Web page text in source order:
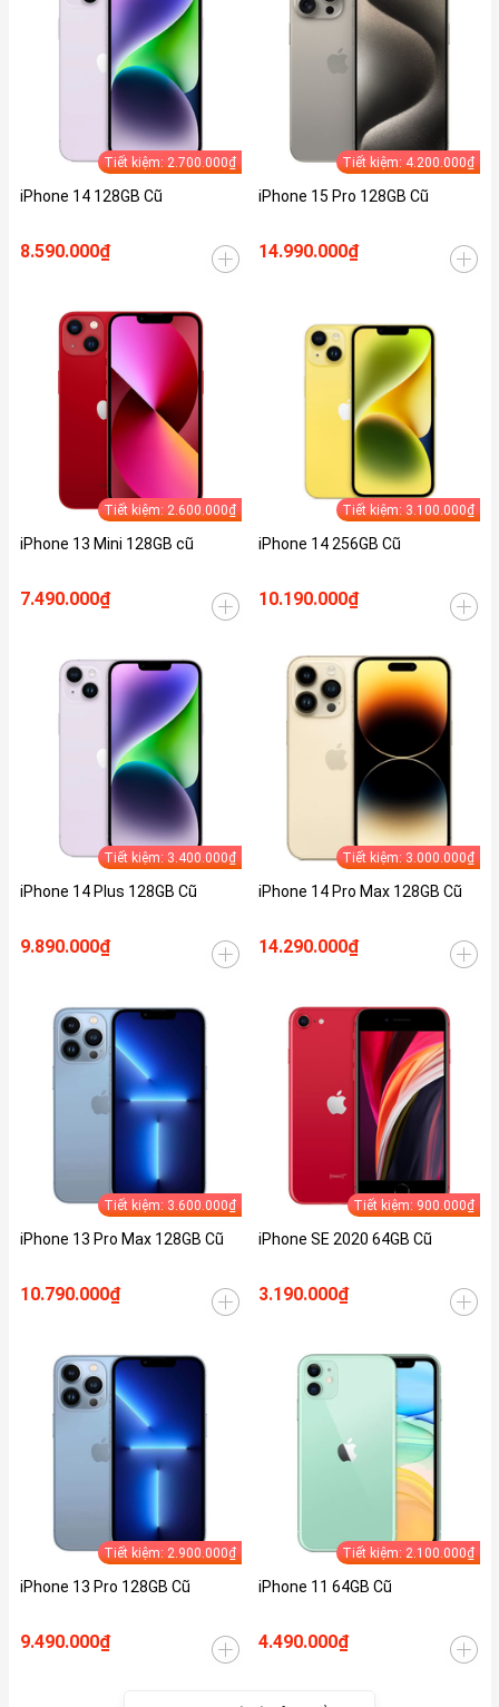
Tiết kiệm: 2.700.000₫
iPhone 14 128GB Cũ
8.590.000₫
Tiết kiệm: 4.200.000₫
iPhone 15 Pro 128GB Cũ
14.990.000₫
Tiết kiệm: 2.600.000₫
iPhone 13 Mini 128GB cũ
7.490.000₫
Tiết kiệm: 3.100.000₫
iPhone 14 256GB Cũ
10.190.000₫
Tiết kiệm: 3.400.000₫
iPhone 14 Plus 128GB Cũ
9.890.000₫
Tiết kiệm: 3.000.000₫
iPhone 14 Pro Max 128GB Cũ
14.290.000₫
Tiết kiệm: 3.600.000₫
iPhone 13 Pro Max 128GB Cũ
10.790.000₫
Tiết kiệm: 900.000₫
iPhone SE 2020 64GB Cũ
3.190.000₫
Tiết kiệm: 2.900.000₫
iPhone 13 Pro 128GB Cũ
9.490.000₫
Tiết kiệm: 2.100.000₫
iPhone 11 64GB Cũ
4.490.000₫